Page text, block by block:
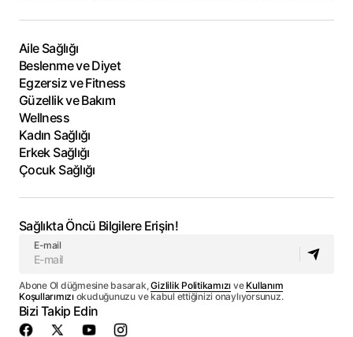
Aile Sağlığı
Beslenme ve Diyet
Egzersiz ve Fitness
Güzellik ve Bakım
Wellness
Kadın Sağlığı
Erkek Sağlığı
Çocuk Sağlığı
Sağlıkta Öncü Bilgilere Erişin!
E-mail
Abone Ol düğmesine basarak,Gizlilik Politikamızı ve Kullanım
Koşullarımızıokuduğunuzu ve kabul ettiğinizi onaylıyorsunuz.
Bizi Takip Edin